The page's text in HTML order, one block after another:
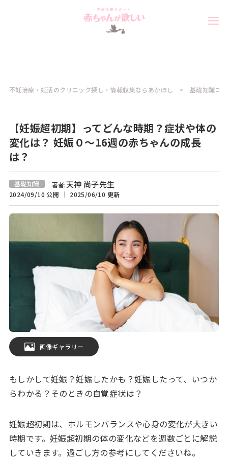
不妊治療・妊活のクリニック探し・情報収集ならあかほし 基礎知識コ
【妊娠超初期】ってどんな時期？症状や体の
変化は？ 妊娠０～16週の赤ちゃんの成長
は？
基礎知識 著者:天神 尚子先生
2024/09/10 公開 2025/06/10 更新
画像ギャラリー
もしかして妊娠？妊娠したかも？妊娠したって、いつか
らわかる？そのときの自覚症状は？
妊娠超初期は、ホルモンバランスや心身の変化が大きい
時期です。妊娠超初期の体の変化などを週数ごとに解説
していきます。過ごし方の参考にしてくださいね。